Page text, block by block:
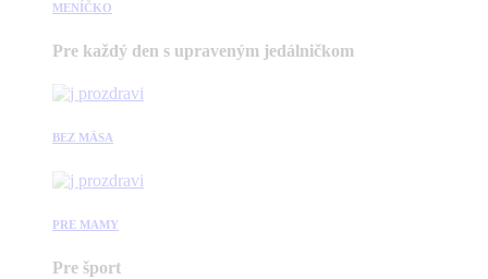
MENÍČKO
Pre každý den s upraveným jedálničkom
BEZ MÄSA
PRE MAMY
Pre šport